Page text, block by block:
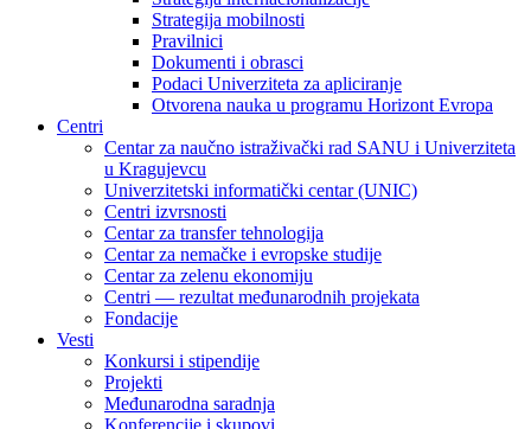
Strategija mobilnosti
Pravilnici
Dokumenti i obrasci
Podaci Univerziteta za apliciranje
Otvorena nauka u programu Horizont Evropa
Centri
Centar za naučno istraživački rad SANU i Univerziteta
u Kragujevcu
Univerzitetski informatički centar (UNIC)
Centri izvrsnosti
Centar za transfer tehnologija
Centar za nemačke i evropske studije
Centar za zelenu ekonomiju
Centri — rezultat međunarodnih projekata
Fondacije
Vesti
Konkursi i stipendije
Projekti
Međunarodna saradnja
Konferencije i skupovi